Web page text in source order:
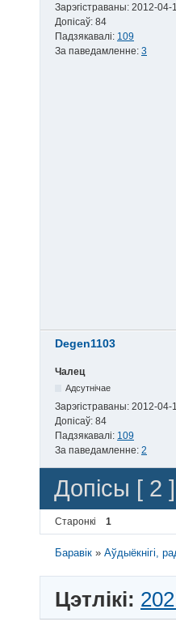
Зарэгістраваны: 2012-04-
Допісаў: 84
Падзякавалі: 109
За паведамленне: 3
Degen1103
Чалец
Адсутнічае
Зарэгістраваны: 2012-04-
Допісаў: 84
Падзякавалі: 109
За паведамленне: 2
Допісы [ 2 ]
Старонкі 1
Баравік »Аўдыёкнігі,
Цэтлікі: